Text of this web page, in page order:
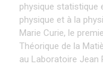
physique statistique
physique et à la
Marie Curie, le
Théorique de la
au Laboratoire Jean